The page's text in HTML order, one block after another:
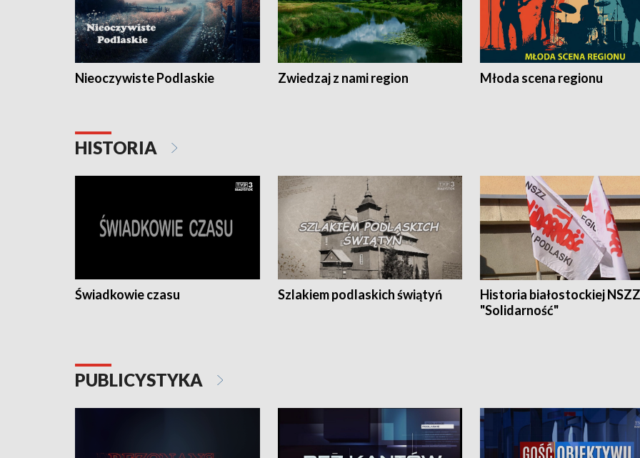
Nieoczywiste Podlaskie Zwiedzaj z nami region Młoda scena regionu
HISTORIA
Świadkowie czasu Szlakiem podlaskich świątyń
Historia białostockiej NSZZ
"Solidarność"
PUBLICYSTYKA